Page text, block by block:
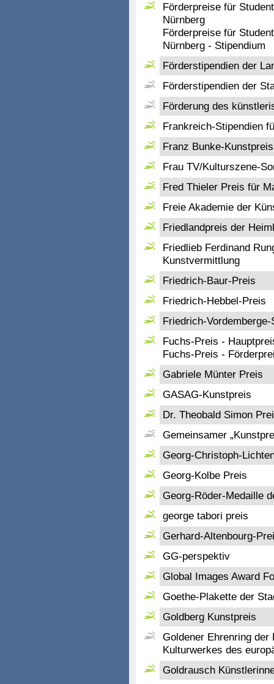
Förderpreise für
Nürnberg
Förderpreise für
Nürnberg - Stipendium
Förderstipendien der
Förderstipendien der
Förderung des
Frankreich-Stipendien
Franz Bunke-Kunstpreis
Frau TV/Kulturszene-
Fred Thieler Preis für
Freie Akademie der
Friedlandpreis der
Friedlieb Ferdinand
Kunstvermittlung
Friedrich-Baur-Preis
Friedrich-Hebbel-Preis
Friedrich-
Fuchs-Preis -
Fuchs-Preis -
Gabriele Münter Preis
GASAG-Kunstpreis
Dr. Theobald Simon
Gemeinsamer
Georg-Christoph-
Georg-Kolbe Preis
Georg-Röder-Medaille
george tabori preis
Gerhard-Altenbourg-
GG-perspektiv
Global Images Award
Goethe-Plakette der
Goldberg Kunstpreis
Goldener Ehrenring der
Kulturwerkes des
Goldrausch